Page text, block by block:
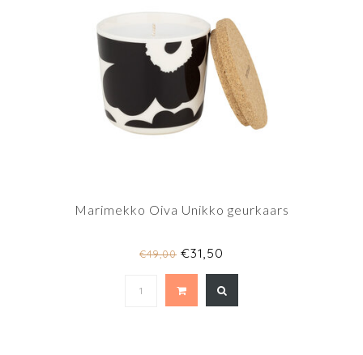
Marimekko Oiva Unikko geurkaars
€49,00 €31,50